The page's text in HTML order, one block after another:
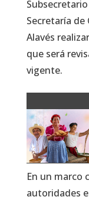
Secretaría de
Alavés
que será
vigente.
En un marco
autoridades